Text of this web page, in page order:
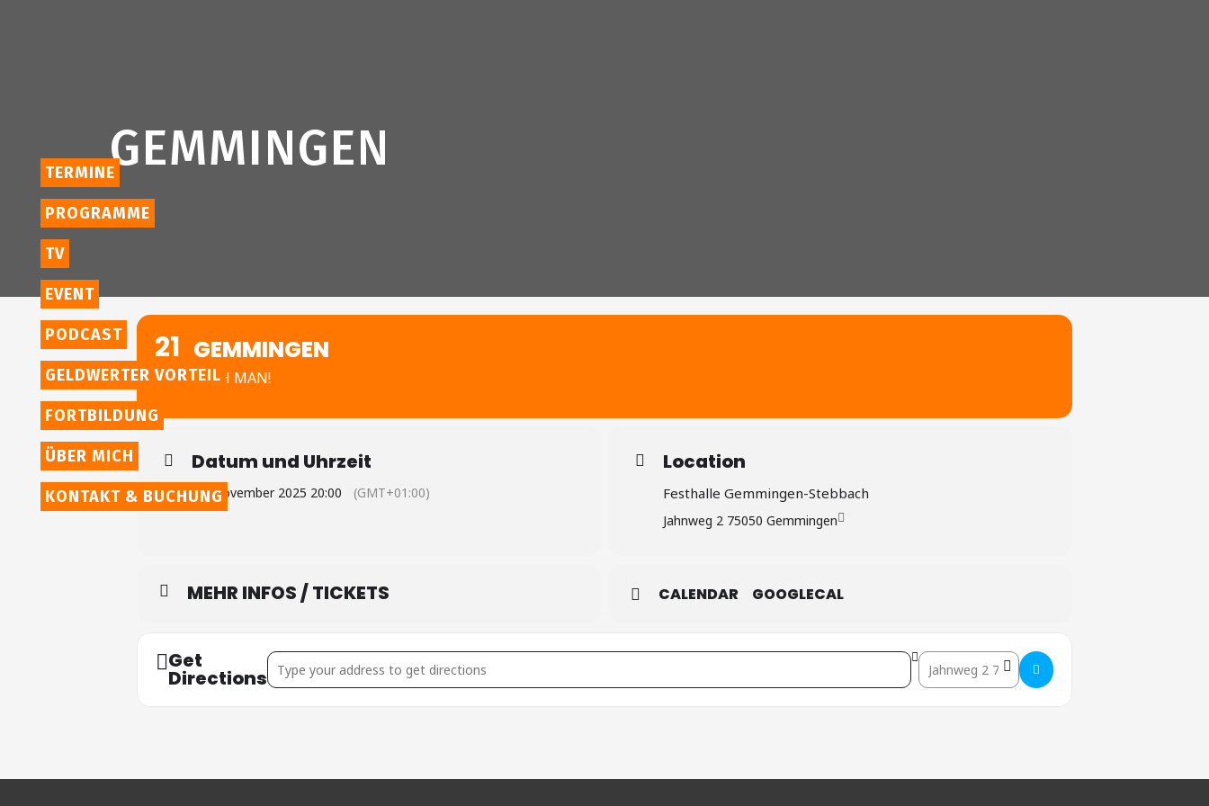
TERMINE
PROGRAMME
TV
EVENT
PODCAST
GELDWERTER VORTEIL
FORTBILDUNG
ÜBER MICH
KONTAKT & BUCHUNG
GEMMINGEN
21
NOV
GEMMINGEN
CASH MAN!
Datum und Uhrzeit
21. November 2025 20:00 (GMT+01:00)
Location
Festhalle Gemmingen-Stebbach
Jahnweg 2 75050 Gemmingen
MEHR INFOS / TICKETS CALENDAR GOOGLECAL
Get
Directions
Address - Gemmingen [] Destination Address - Gemmingen []